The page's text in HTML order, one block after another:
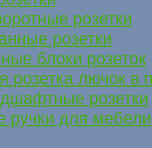
розетки
розетки
блоки розеток
розетка лючок в
розетки
ручки для мебели